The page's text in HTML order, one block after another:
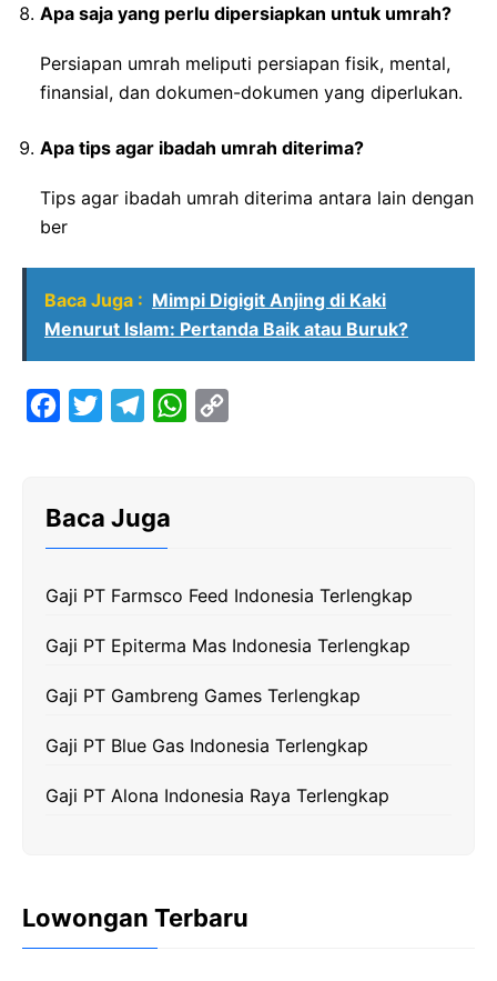
Apa saja yang perlu dipersiapkan untuk umrah?
Persiapan umrah meliputi persiapan fisik, mental,
finansial, dan dokumen-dokumen yang diperlukan.
Apa tips agar ibadah umrah diterima?
Tips agar ibadah umrah diterima antara lain dengan
ber
Baca Juga : Mimpi Digigit Anjing di Kaki
Menurut Islam: Pertanda Baik atau Buruk?
o
k
g
a
m
W
p
p
n
k
Baca Juga
Gaji PT Farmsco Feed Indonesia Terlengkap
Gaji PT Epiterma Mas Indonesia Terlengkap
Gaji PT Gambreng Games Terlengkap
Gaji PT Blue Gas Indonesia Terlengkap
Gaji PT Alona Indonesia Raya Terlengkap
Lowongan Terbaru